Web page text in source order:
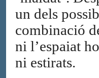
un dels
combinació
ni l’espaiat
ni estirats.